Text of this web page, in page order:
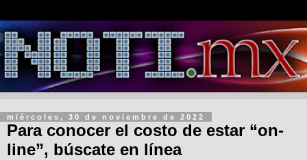
miércoles, 30 de noviembre de 2022
Para conocer el costo de estar “on-
line”, búscate en línea